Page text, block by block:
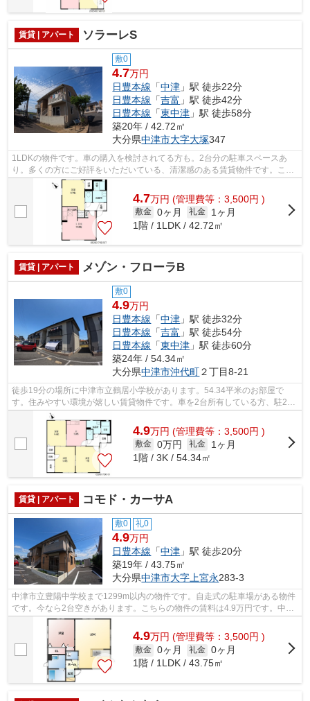
賃貸 | アパート ソラーレS
敷0
4.7万円
日豊本線 「中津 」駅 徒歩22分
日豊本線 「吉富 」駅 徒歩42分
日豊本線 「東中津 」駅 徒歩58分
築20年 / 42.72㎡
大分県中津市大字大塚347
1LDKの物件です。車の購入を検討されてる方も。2台分の駐車スペースあ
り。多くの方にご好評をいただいている、清潔感のある賃貸物件です。こち
らの物件は家賃を5万円以下に抑えたい方...
4.7万円 (管理費等：3,500円 )
敷金 0ヶ月 礼金
1ヶ月
1階 / 1LDK / 42.72㎡
賃貸 | アパート メゾン・フローラB
敷0
4.9万円
日豊本線 「中津 」駅 徒歩32分
日豊本線 「吉富 」駅 徒歩54分
日豊本線 「東中津 」駅 徒歩60分
築24年 / 54.34㎡
大分県中津市沖代町２丁目8-21
徒歩19分の場所に中津市立鶴居小学校があります。54.34平米のお部屋で
す。住みやすい環境が嬉しい賃貸物件です。車を2台所有している方、駐2台
可なので、大丈夫です。日豊本線中津周辺...
4.9万円 (管理費等：3,500円 )
敷金 0万円 礼金
1ヶ月
1階 / 3K / 54.34㎡
賃貸 | アパート コモド・カーサA
敷0 礼0
4.9万円
日豊本線 「中津 」駅 徒歩20分
築19年 / 43.75㎡
大分県中津市大字上宮永283-3
中津市立豊陽中学校まで1299m以内の物件です。自走式の駐車場がある物件
です。今なら2台空きがあります。こちらの物件の賃料は4.9万円です。中津
市にある日豊本線中津近くは、生活に欠...
4.9万円 (管理費等：3,500円 )
敷金 0ヶ月 礼金 0ヶ月
1階 / 1LDK / 43.75㎡